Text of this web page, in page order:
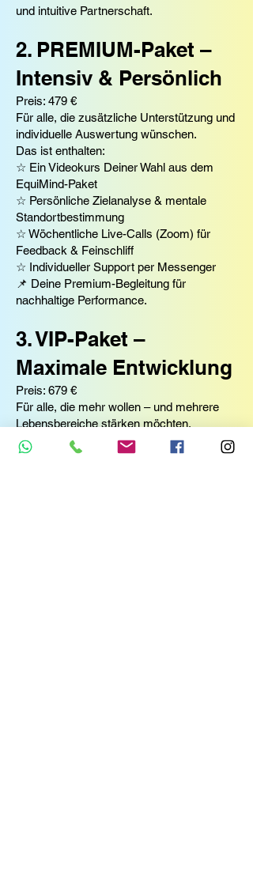
und intuitive Partnerschaft.
2. PREMIUM-Paket –
Intensiv & Persönlich
Preis: 479 €
Für alle, die zusätzliche Unterstützung und
individuelle Auswertung wünschen.
Das ist enthalten:
☆ Ein Videokurs Deiner Wahl aus dem
EquiMind-Paket
☆ Persönliche Zielanalyse & mentale
Standortbestimmung
☆ Wöchentliche Live-Calls (Zoom) für
Feedback & Feinschliff
☆ Individueller Support per Messenger
📌 Deine Premium-Begleitung für
nachhaltige Performance.
3. VIP-Paket –
Maximale Entwicklung
Preis: 679 €
Für alle, die mehr wollen – und mehrere
Lebensbereiche stärken möchten.
Das ist enthalten:
☆ Alles aus dem PREMIUM-Paket